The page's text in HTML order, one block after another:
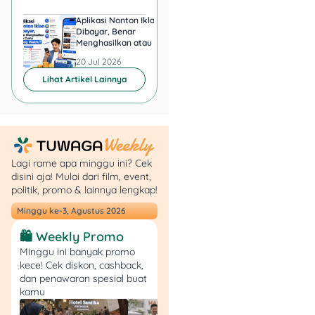
11. Anti Korosi
Salah satu keunggulan
emas adalah tahan korosi
alias nggak gampang
berkarat.
perlahan mulai karatan
setelah beberapa bulan,
mungkin itu cuma sepuhan.
12. Menghantarkan
Panas
Emas termasuk konduktor
panas yang baik. Kalau
kamu coba panaskan
salah satu ujung logamnya,
Aplikasi Nonton Iklan
Dibayar, Benar
Menghasilkan atau Cuma
20 Jul 2026
Lihat Artikel Lainnya
Lagi rame apa minggu ini? Cek
disini aja! Mulai dari film, event,
politik, promo & lainnya lengkap!
Minggu ke-3, Agustus 2026
🛍️ Weekly Promo
Minggu ini banyak promo
kece! Cek diskon, cashback,
dan penawaran spesial buat
kamu